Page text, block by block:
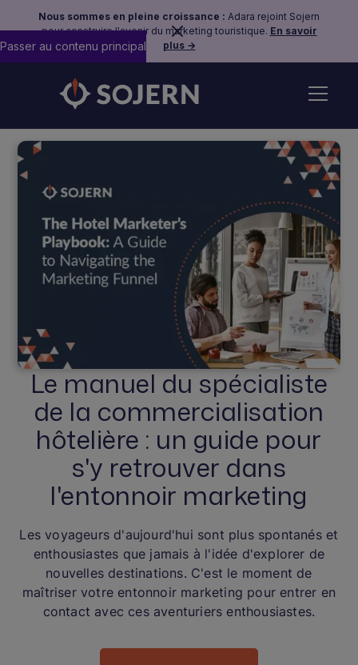
Nous sommes en pleine croissance : Adara rejoint Sojern
pour construire l'avenir du marketing touristique. En savoir
plus →
Passer au contenu principal
Le manuel du spécialiste
de la commercialisation
hôtelière : un guide pour
s'y retrouver dans
l'entonnoir marketing
Les voyageurs d'aujourd'hui sont plus spontanés et
enthousiastes que jamais à l'idée d'explorer de
nouvelles destinations. C'est le moment de
maîtriser votre entonnoir marketing pour entrer en
contact avec ces aventuriers enthousiastes.